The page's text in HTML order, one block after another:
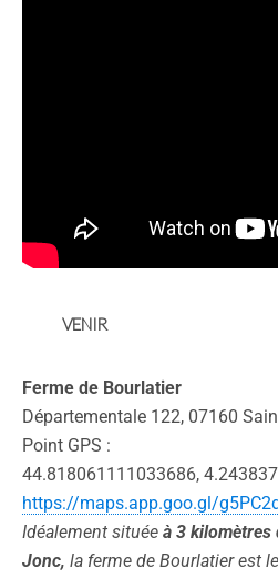
VENIR
Ferme de Bourlatier
Départementale 122, 07160
Point GPS :
44.818061111033686,
https://maps.app.goo.gl/
Idéalement située à 3
Jonc, la ferme de Bourlatier est